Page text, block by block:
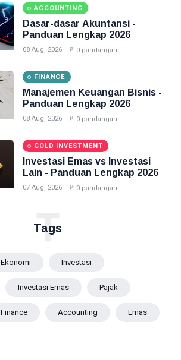
ACCOUNTING
Dasar-dasar Akuntansi -
Panduan Lengkap 2026
08 Aug, 2026 0 pandangan
FINANCE
Manajemen Keuangan Bisnis -
Panduan Lengkap 2026
08 Aug, 2026 0 pandangan
GOLD INVESTMENT
Investasi Emas vs Investasi
Lain - Panduan Lengkap 2026
07 Aug, 2026 0 pandangan
Tags
T
Ekonomi Investasi
Investasi Emas Pajak
Finance Accounting Emas